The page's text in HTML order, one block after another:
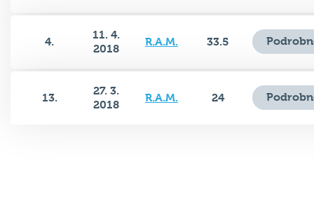
4.
11. 4.
2018
R.A.M. 33.5
13.
27. 3.
2018
R.A.M. 24